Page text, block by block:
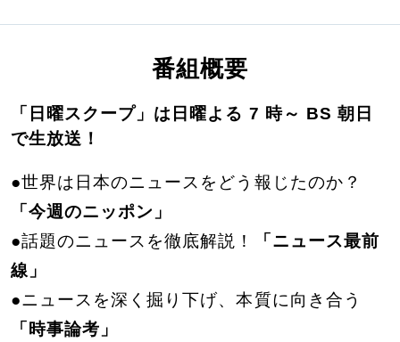
番組概要
「日曜スクープ」は日曜よる 7 時～ BS 朝日
で生放送！
●世界は日本のニュースをどう報じたのか？
「今週のニッポン」
●話題のニュースを徹底解説！
「ニュース最前
線」
●ニュースを深く掘り下げ、本質に向き合う
「時事論考」